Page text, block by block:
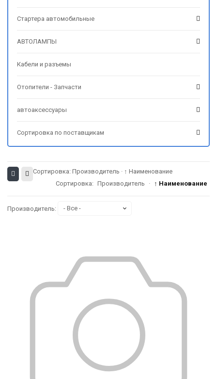
Стартера автомобильные
АВТОЛАМПЫ
Кабели и разъемы
Отопители - Запчасти
автоаксессуары
Сортировка по поставщикам
Сортировка: Производитель · ↑ Наименование
Сортировка: Производитель · ↑ Наименование
Производитель: